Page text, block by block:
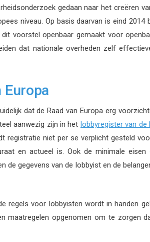
gedaan naar het creëren
niveau. Op basis daarvan is eind 2014
voorstel openbaar gemaakt voor
dat nationale overheden zelf
Europa
dat de Raad van Europa erg
aanwezig zijn in het lobbyregister van de
registratie niet per se verplicht gesteld
en actueel is. Ook de minimale
de gegevens van de lobbyist en de
regels voor lobbyisten wordt in handen
maatregelen opgenomen om te zorgen